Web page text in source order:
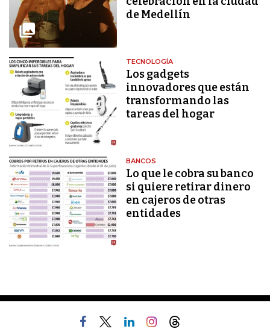
de Medellín
TECNOLOGÍA
Los gadgets
innovadores que están
transformando las
tareas del hogar
BANCOS
Lo que le cobra su banco
si quiere retirar dinero
en cajeros de otras
entidades